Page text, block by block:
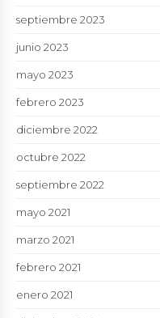
septiembre 2023
junio 2023
mayo 2023
febrero 2023
diciembre 2022
octubre 2022
septiembre 2022
mayo 2021
marzo 2021
febrero 2021
enero 2021